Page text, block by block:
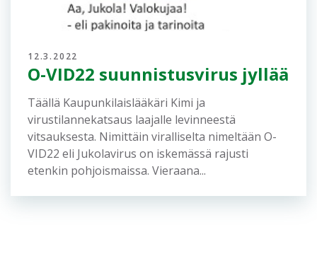
12.3.2022
O-VID22 suunnistusvirus jyllää
Täällä Kaupunkilaislääkäri Kimi ja
virustilannekatsaus laajalle levinneestä
vitsauksesta. Nimittäin viralliselta nimeltään O-
VID22 eli Jukolavirus on iskemässä rajusti
etenkin pohjoismaissa. Vieraana...